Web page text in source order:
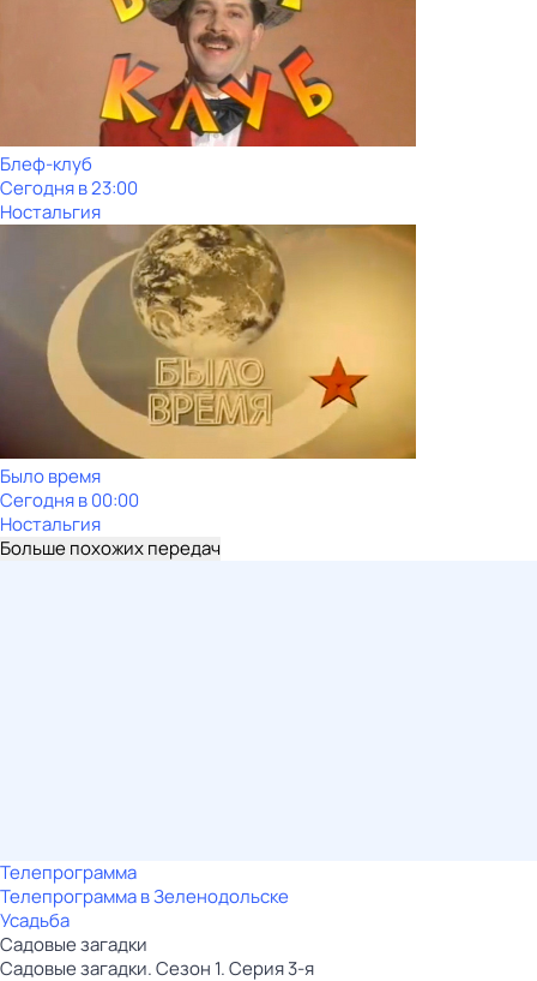
Блеф-клуб
Сегодня в 23:00
Ностальгия
Было время
Сегодня в 00:00
Ностальгия
Больше похожих передач
Телепрограмма
Телепрограмма в Зеленодольске
Усадьба
Садовые загадки
Садовые загадки. Сезон 1. Серия 3-я